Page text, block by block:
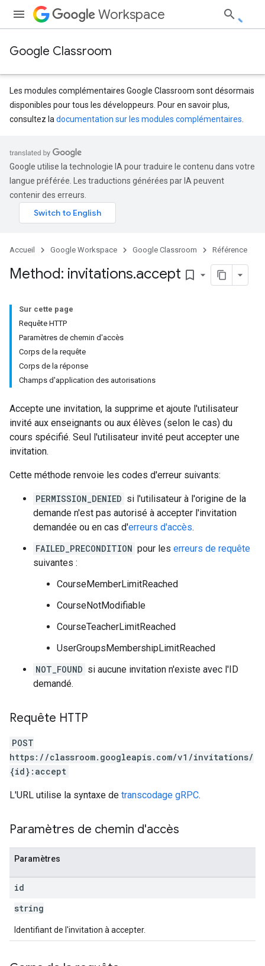
Workspace
Google Classroom
Les modules complémentaires Google Classroom sont désormais
disponibles pour tous les développeurs. Pour en savoir plus,
consultez la documentation sur les modules complémentaires
Google utilise la technologie IA pour traduire le contenu dans votre
langue préférée. Les traductions générées par IA peuvent
contenir des erreurs.
Accueil Google Workspace Google Classroom Référence
Method: invitations.accept bookmark_border
Sur cette page
Requête HTTP
Paramètres de chemin d'accès
Corps de la requête
Corps de la réponse
Champs d'application des autorisations
Accepte une invitation, la supprime et ajoute l'utilisateur
invité aux enseignants ou aux élèves (selon le cas) du
cours spécifié. Seul l'utilisateur invité peut accepter une
invitation.
Cette méthode renvoie les codes d'erreur suivants:
PERMISSION_DENIED si l'utilisateur à l'origine de la
demande n'est pas autorisé à accepter l'invitation
demandée ou en cas d'erreurs d'accès.
FAILED_PRECONDITION pour les erreurs de requête
suivantes :
CourseMemberLimitReached
CourseNotModifiable
CourseTeacherLimitReached
UserGroupsMembershipLimitReached
NOT_FOUND si aucune invitation n'existe avec l'ID
demandé.
Requête HTTP
POST
https://classroom.googleapis.com/v1/invitations/
{id}:accept
L'URL utilise la syntaxe de transcodage gRPC.
Paramètres de chemin d'accès
Paramètres
id
string
Identifiant de l'invitation à accepter.